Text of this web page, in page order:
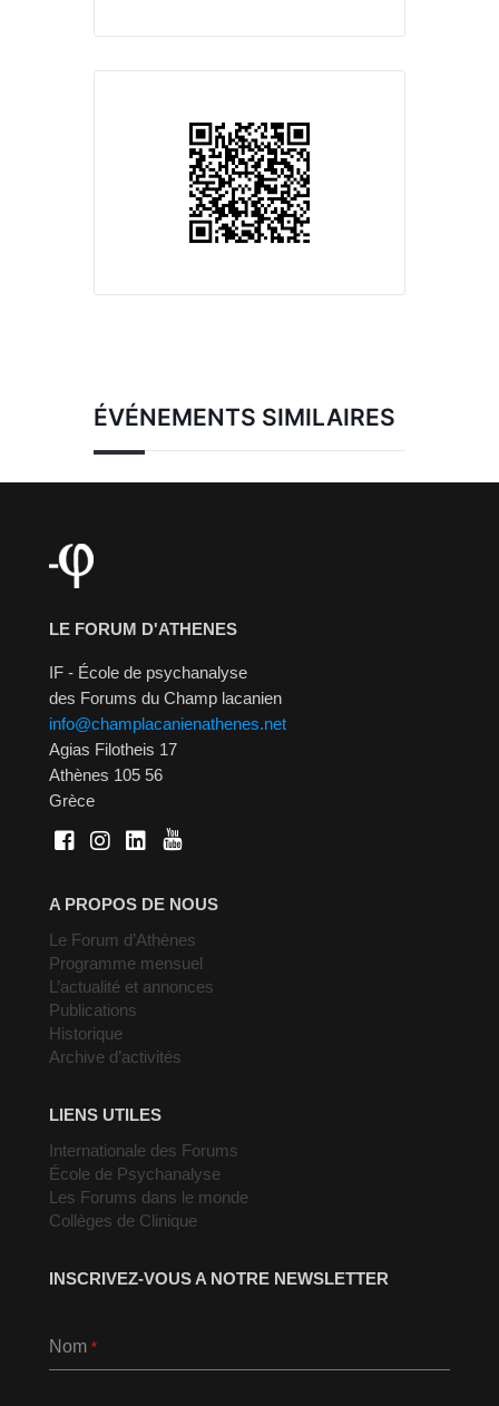
ÉVÉNEMENTS SIMILAIRES
LE FORUM D'ATHENES
IF - École de psychanalyse
des Forums du Champ lacanien
info@champlacanienathenes.net
Agias Filotheis 17
Athènes 105 56
Grèce
A PROPOS DE NOUS
Le Forum d’Athènes
Programme mensuel
L’actualité et annonces
Publications
Historique
Archive d’activités
LIENS UTILES
Internationale des Forums
École de Psychanalyse
Les Forums dans le monde
Collèges de Clinique
INSCRIVEZ-VOUS A NOTRE NEWSLETTER
Nom *